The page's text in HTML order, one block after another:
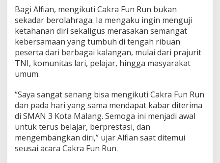
m
p
i
a
n
Bagi Alfian, mengikuti Cakra Fun Run bukan
sekadar berolahraga. Ia mengaku ingin menguji
ketahanan diri sekaligus merasakan semangat
kebersamaan yang tumbuh di tengah ribuan
peserta dari berbagai kalangan, mulai dari prajurit
TNI, komunitas lari, pelajar, hingga masyarakat
umum.
“Saya sangat senang bisa mengikuti Cakra Fun Run
dan pada hari yang sama mendapat kabar diterima
di SMAN 3 Kota Malang. Semoga ini menjadi awal
untuk terus belajar, berprestasi, dan
mengembangkan diri,” ujar Alfian saat ditemui
seusai acara Cakra Fun Run.